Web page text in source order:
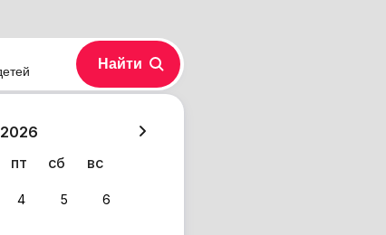
пт сб вс
4 5 6
Найти